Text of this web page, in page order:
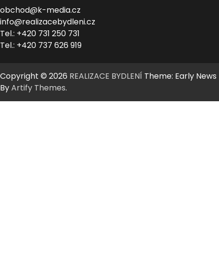
obchod@k-media.cz
info@realizacebydleni.cz
Tel.: +420 731 250 731
Tel.: +420 737 626 919
Copyright © 2026 REALIZACE BYDLENÍ Theme: Early News
ByArtify Themes.